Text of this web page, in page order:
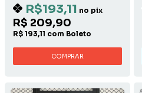
R$193,11 no pix
R$ 209,90
R$ 193,11 com Boleto
COMPRAR